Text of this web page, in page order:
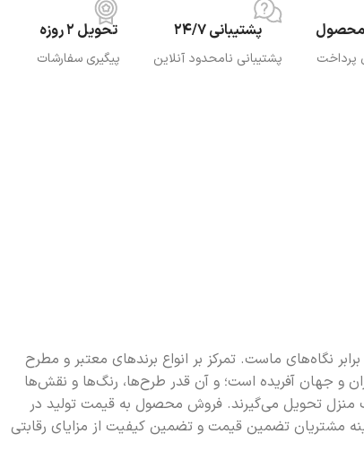
پرداخت
پشتیبانی 24/7
پشتیبانی نامحدود آنلاین
تحویل 2 روزه
پیگیری سفارشات
نگاه‌های ماست. تمرکز بر انواع برندهای معتبر و مطرح
و جهان آفریده است؛ و آن قدر طرح‌ها، رنگ‌ها و نقش‌ها
منزل تحویل می‌گیرند. فروش محصول به قیمت تولید در
مشتریان تضمین قیمت و تضمین کیفیت از مزایای رقابتی